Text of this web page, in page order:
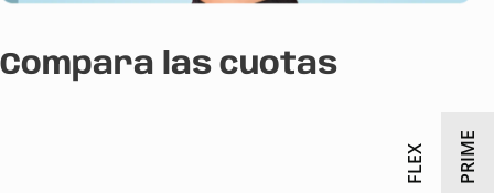
Compara las cuotas
FLEX PRIME